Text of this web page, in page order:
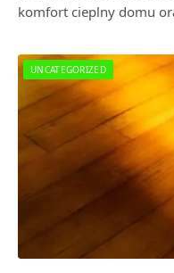
komfort cieplny domu
UNCATEGORIZED